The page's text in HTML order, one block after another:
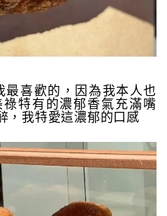
最喜歡的，因為我本人也
特有的濃郁香氣充滿嘴
，我特愛這濃郁的口感